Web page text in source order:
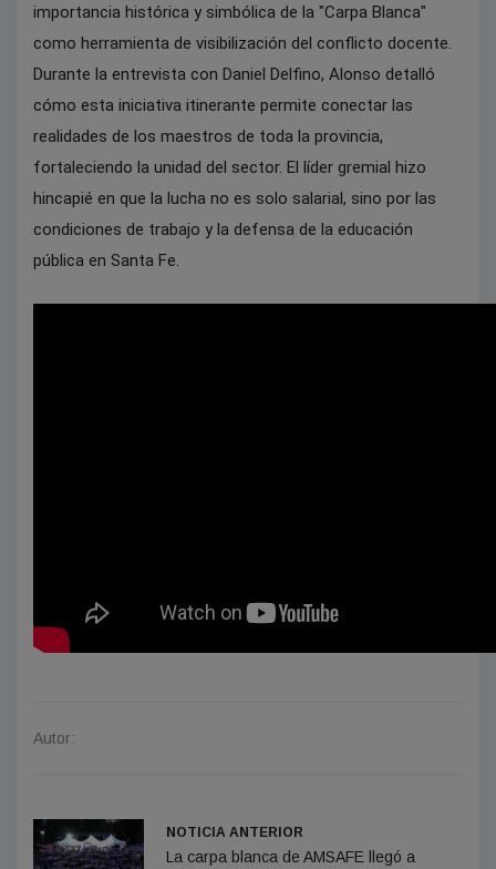
importancia histórica y simbólica de la "Carpa Blanca"
como herramienta de visibilización del conflicto docente.
Durante la entrevista con Daniel Delfino, Alonso detalló
cómo esta iniciativa itinerante permite conectar las
realidades de los maestros de toda la provincia,
fortaleciendo la unidad del sector. El líder gremial hizo
hincapié en que la lucha no es solo salarial, sino por las
condiciones de trabajo y la defensa de la educación
pública en Santa Fe.
Autor:
NOTICIA ANTERIOR
La carpa blanca de AMSAFE llegó a